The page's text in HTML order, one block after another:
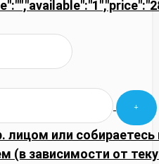
лицом или
(в зависимости от